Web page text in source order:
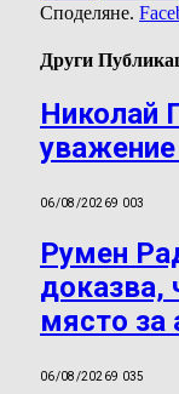
Споделяне.
Други
Николай
06/08/20269 003
Румен
доказва,
място за
06/08/20269 035